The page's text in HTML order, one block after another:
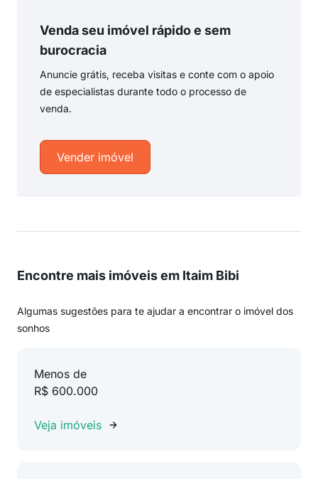
Venda seu imóvel rápido e sem
burocracia
Anuncie grátis, receba visitas e conte com o apoio
de especialistas durante todo o processo de
venda.
Vender imóvel
Encontre mais imóveis em Itaim Bibi
Algumas sugestões para te ajudar a encontrar o imóvel dos
sonhos
Menos de
R$ 600.000
Veja imóveis